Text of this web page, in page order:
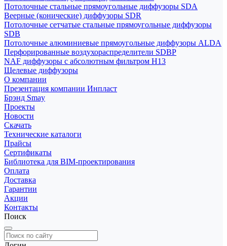
Потолочные стальные прямоугольные диффузоры SDA
Веерные (конические) диффузоры SDR
Потолочные сетчатые стальные прямоугольные диффузоры
SDB
Потолочные алюминиевые прямоугольные диффузоры ALDA
Перфорированные воздухораспределители SDBP
NAF диффузоры с абсолютным фильтром Н13
Щелевые диффузоры
О компании
Презентация компании Инпласт
Брэнд Smay
Проекты
Новости
Скачать
Технические каталоги
Прайсы
Сертификаты
Библиотека для BIM-проектирования
Оплата
Доставка
Гарантии
Акции
Контакты
Поиск